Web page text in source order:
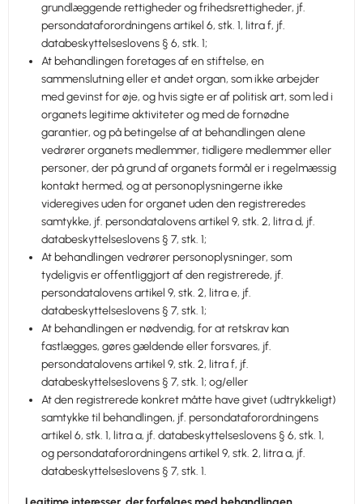
grundlæggende rettigheder og frihedsrettigheder, jf.
persondataforordningens artikel 6, stk. 1, litra f, jf.
databeskyttelseslovens § 6, stk. 1;
At behandlingen foretages af en stiftelse, en
sammenslutning eller et andet organ, som ikke arbejder
med gevinst for øje, og hvis sigte er af politisk art, som led i
organets legitime aktiviteter og med de fornødne
garantier, og på betingelse af at behandlingen alene
vedrører organets medlemmer, tidligere medlemmer eller
personer, der på grund af organets formål er i regelmæssig
kontakt hermed, og at personoplysningerne ikke
videregives uden for organet uden den registreredes
samtykke, jf. persondatalovens artikel 9, stk. 2, litra d, jf.
databeskyttelseslovens § 7, stk. 1;
At behandlingen vedrører personoplysninger, som
tydeligvis er offentliggjort af den registrerede, jf.
persondatalovens artikel 9, stk. 2, litra e, jf.
databeskyttelseslovens § 7, stk. 1;
At behandlingen er nødvendig, for at retskrav kan
fastlægges, gøres gældende eller forsvares, jf.
persondatalovens artikel 9, stk. 2, litra f, jf.
databeskyttelseslovens § 7, stk. 1; og/eller
At den registrerede konkret måtte have givet (udtrykkeligt)
samtykke til behandlingen, jf. persondataforordningens
artikel 6, stk. 1, litra a, jf. databeskyttelseslovens § 6, stk. 1,
og persondataforordningens artikel 9, stk. 2, litra a, jf.
databeskyttelseslovens § 7, stk. 1.